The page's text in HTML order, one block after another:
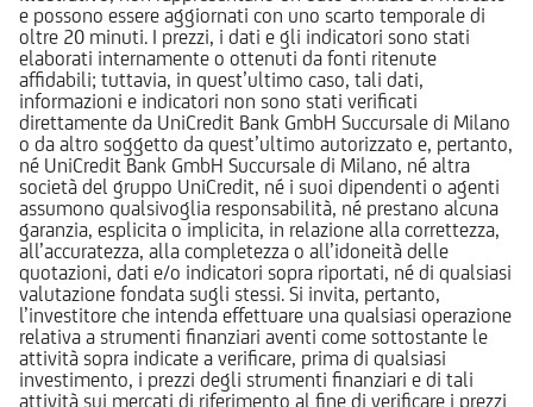
e possono essere aggiornati con uno scarto temporale di
oltre 20 minuti. I prezzi, i dati e gli indicatori sono stati
elaborati internamente o ottenuti da fonti ritenute
affidabili; tuttavia, in quest’ultimo caso, tali dati,
informazioni e indicatori non sono stati verificati
direttamente da UniCredit Bank GmbH Succursale di Milano
o da altro soggetto da quest’ultimo autorizzato e, pertanto,
né UniCredit Bank GmbH Succursale di Milano, né altra
società del gruppo UniCredit, né i suoi dipendenti o agenti
assumono qualsivoglia responsabilità, né prestano alcuna
garanzia, esplicita o implicita, in relazione alla correttezza,
all’accuratezza, alla completezza o all’idoneità delle
quotazioni, dati e/o indicatori sopra riportati, né di qualsiasi
valutazione fondata sugli stessi. Si invita, pertanto,
l’investitore che intenda effettuare una qualsiasi operazione
relativa a strumenti finanziari aventi come sottostante le
attività sopra indicate a verificare, prima di qualsiasi
investimento, i prezzi degli strumenti finanziari e di tali
attività sui mercati di riferimento al fine di verificare i prezzi